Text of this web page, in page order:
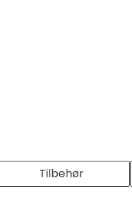
Tilbehør